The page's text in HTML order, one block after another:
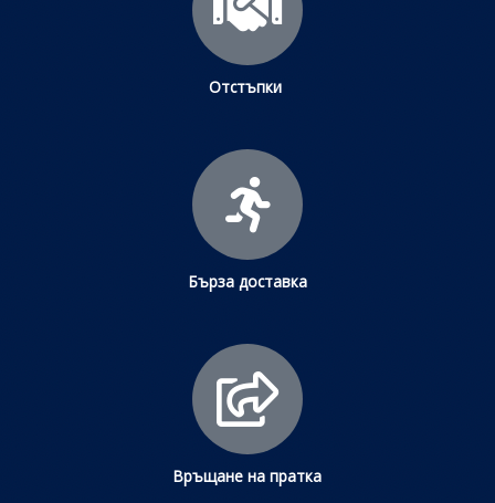
Отстъпки
Бърза доставка
Връщане на пратка